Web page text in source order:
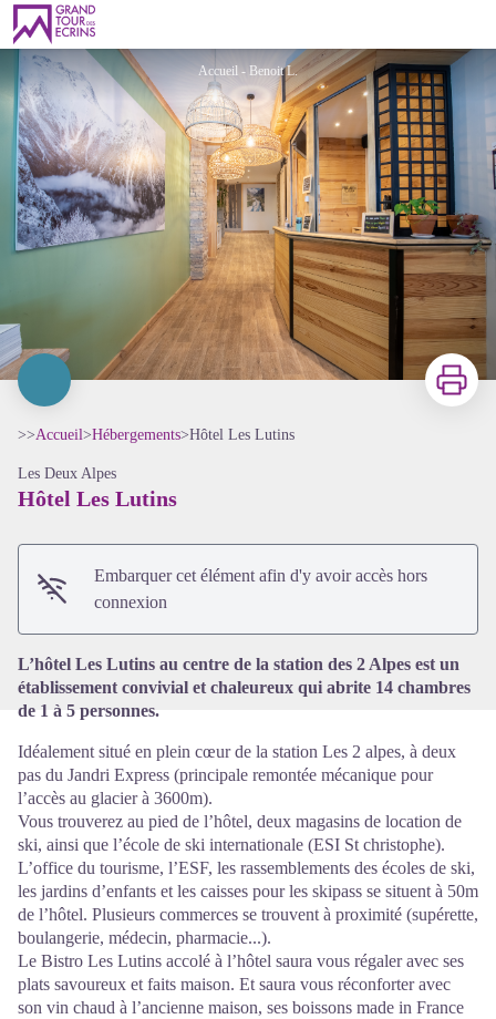
Hôtel Les Lutins
Accueil - Benoit L.
Imprimer
>>Accueil>Hébergements>Hôtel Les Lutins
Les Deux Alpes
Hôtel Les Lutins
Embarquer cet élément afin d'y avoir accès hors
connexion
L’hôtel Les Lutins au centre de la station des 2 Alpes est un
établissement convivial et chaleureux qui abrite 14 chambres
de 1 à 5 personnes.
Idéalement situé en plein cœur de la station Les 2 alpes, à deux
pas du Jandri Express (principale remontée mécanique pour
l’accès au glacier à 3600m).
Vous trouverez au pied de l’hôtel, deux magasins de location de
ski, ainsi que l’école de ski internationale (ESI St christophe).
L’office du tourisme, l’ESF, les rassemblements des écoles de ski,
les jardins d’enfants et les caisses pour les skipass se situent à 50m
de l’hôtel. Plusieurs commerces se trouvent à proximité (supérette,
boulangerie, médecin, pharmacie...).
Le Bistro Les Lutins accolé à l’hôtel saura vous régaler avec ses
plats savoureux et faits maison. Et saura vous réconforter avec
son vin chaud à l’ancienne maison, ses boissons made in France